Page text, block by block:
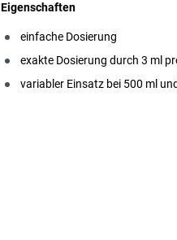
Eigenschaften
einfache Dosierung
exakte Dosierung durch 3 ml
variabler Einsatz bei 500 ml